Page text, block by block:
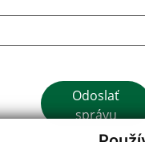
GoogleOdoslať
správu